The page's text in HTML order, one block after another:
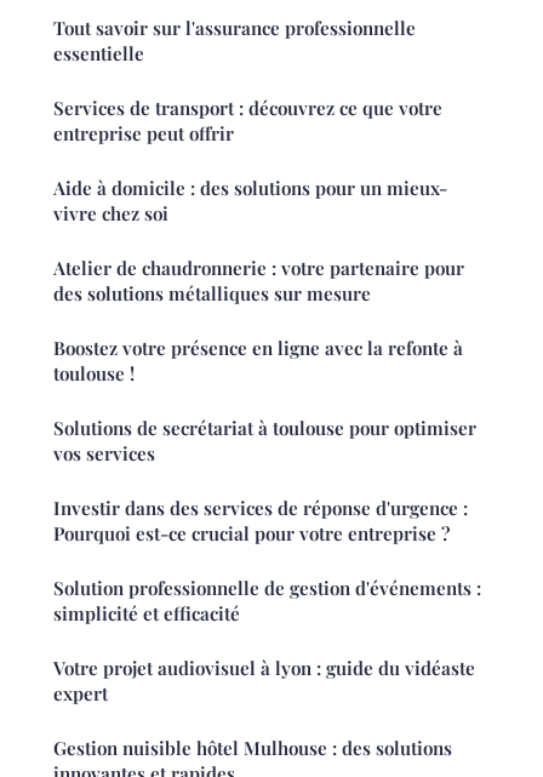
Tout savoir sur l'assurance professionnelle
essentielle
Services de transport : découvrez ce que votre
entreprise peut offrir
Aide à domicile : des solutions pour un mieux-
vivre chez soi
Atelier de chaudronnerie : votre partenaire pour
des solutions métalliques sur mesure
Boostez votre présence en ligne avec la refonte à
toulouse !
Solutions de secrétariat à toulouse pour optimiser
vos services
Investir dans des services de réponse d'urgence :
Pourquoi est-ce crucial pour votre entreprise ?
Solution professionnelle de gestion d'événements :
simplicité et efficacité
Votre projet audiovisuel à lyon : guide du vidéaste
expert
Gestion nuisible hôtel Mulhouse : des solutions